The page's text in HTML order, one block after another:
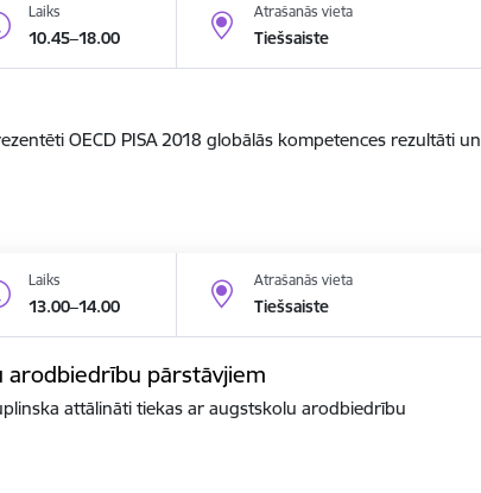
Laiks
10.45–18.00
Atrašanās vieta
Tiešsaiste
OECD PISA 2018 globālās kompetences rezultāti un
Laiks
13.00–14.00
Atrašanās vieta
Tiešsaiste
pārstāvjiem
attālināti tiekas ar augstskolu arodbiedrību